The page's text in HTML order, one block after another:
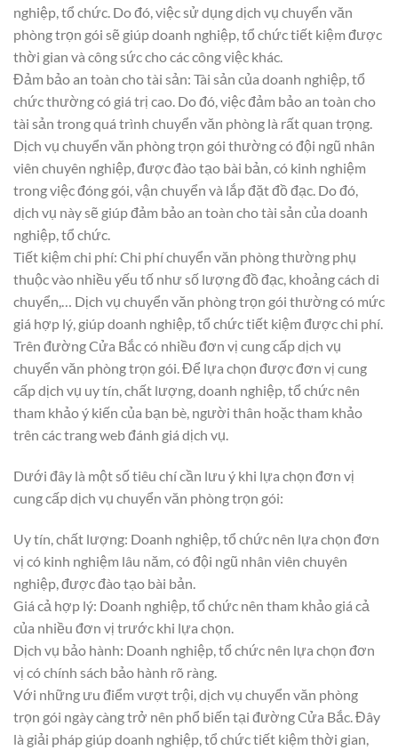
nghiệp, tổ chức. Do đó, việc sử dụng dịch vụ chuyển văn
phòng trọn gói sẽ giúp doanh nghiệp, tổ chức tiết kiệm được
thời gian và công sức cho các công việc khác.
Đảm bảo an toàn cho tài sản: Tài sản của doanh nghiệp, tổ
chức thường có giá trị cao. Do đó, việc đảm bảo an toàn cho
tài sản trong quá trình chuyển văn phòng là rất quan trọng.
Dịch vụ chuyển văn phòng trọn gói thường có đội ngũ nhân
viên chuyên nghiệp, được đào tạo bài bản, có kinh nghiệm
trong việc đóng gói, vận chuyển và lắp đặt đồ đạc. Do đó,
dịch vụ này sẽ giúp đảm bảo an toàn cho tài sản của doanh
nghiệp, tổ chức.
Tiết kiệm chi phí: Chi phí chuyển văn phòng thường phụ
thuộc vào nhiều yếu tố như số lượng đồ đạc, khoảng cách di
chuyển,… Dịch vụ chuyển văn phòng trọn gói thường có mức
giá hợp lý, giúp doanh nghiệp, tổ chức tiết kiệm được chi phí.
Trên đường Cửa Bắc có nhiều đơn vị cung cấp dịch vụ
chuyển văn phòng trọn gói. Để lựa chọn được đơn vị cung
cấp dịch vụ uy tín, chất lượng, doanh nghiệp, tổ chức nên
tham khảo ý kiến của bạn bè, người thân hoặc tham khảo
trên các trang web đánh giá dịch vụ.
Dưới đây là một số tiêu chí cần lưu ý khi lựa chọn đơn vị
cung cấp dịch vụ chuyển văn phòng trọn gói:
Uy tín, chất lượng: Doanh nghiệp, tổ chức nên lựa chọn đơn
vị có kinh nghiệm lâu năm, có đội ngũ nhân viên chuyên
nghiệp, được đào tạo bài bản.
Giá cả hợp lý: Doanh nghiệp, tổ chức nên tham khảo giá cả
của nhiều đơn vị trước khi lựa chọn.
Dịch vụ bảo hành: Doanh nghiệp, tổ chức nên lựa chọn đơn
vị có chính sách bảo hành rõ ràng.
Với những ưu điểm vượt trội, dịch vụ chuyển văn phòng
trọn gói ngày càng trở nên phổ biến tại đường Cửa Bắc. Đây
là giải pháp giúp doanh nghiệp, tổ chức tiết kiệm thời gian,